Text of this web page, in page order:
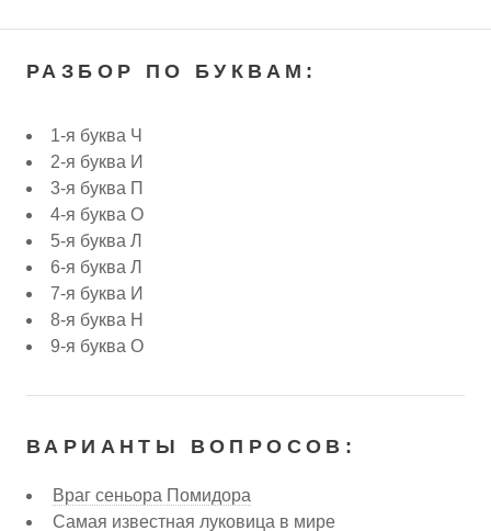
РАЗБОР ПО БУКВАМ:
1-я буква Ч
2-я буква И
3-я буква П
4-я буква О
5-я буква Л
6-я буква Л
7-я буква И
8-я буква Н
9-я буква О
ВАРИАНТЫ ВОПРОСОВ:
Враг сеньора Помидора
Самая известная луковица в мире